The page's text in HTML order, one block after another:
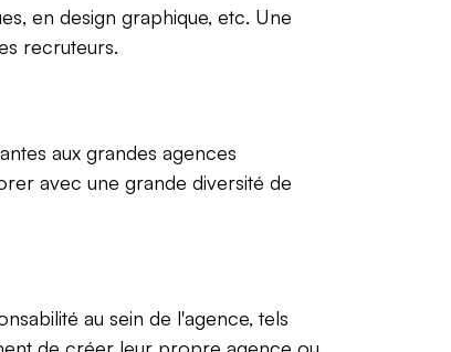
en design graphique, etc. Une
recruteurs.
aux grandes agences
avec une grande diversité de
au sein de l'agence, tels